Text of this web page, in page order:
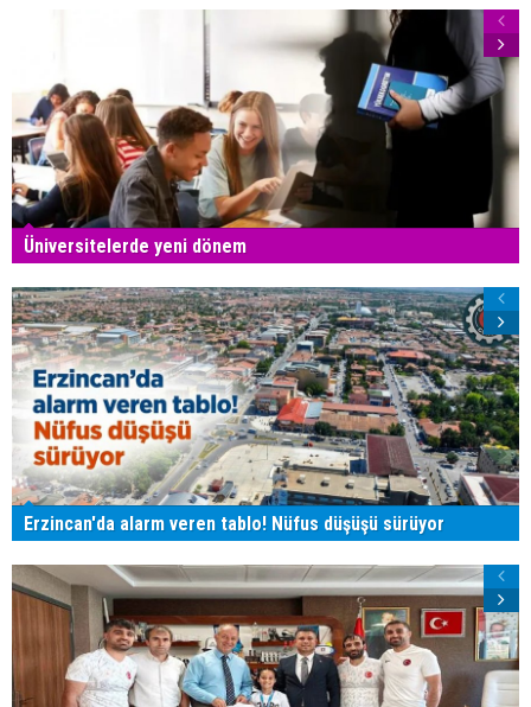
Üniversitelerde yeni dönem
Erzincan'da alarm veren tablo! Nüfus düşüşü sürüyor